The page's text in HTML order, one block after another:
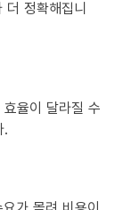
더 정확해집니
율이 달라질 수
.